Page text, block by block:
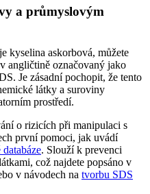
a průmyslovým
kyselina askorbová, můžete
angličtině označovaný jako
Je zásadní pochopit, že tento
látky a suroviny
prostředí.
o rizicích při manipulaci s
první pomoci, jak uvádí
. Slouží k prevenci
což najdete popsáno v
v návodech na tvorbu SDS